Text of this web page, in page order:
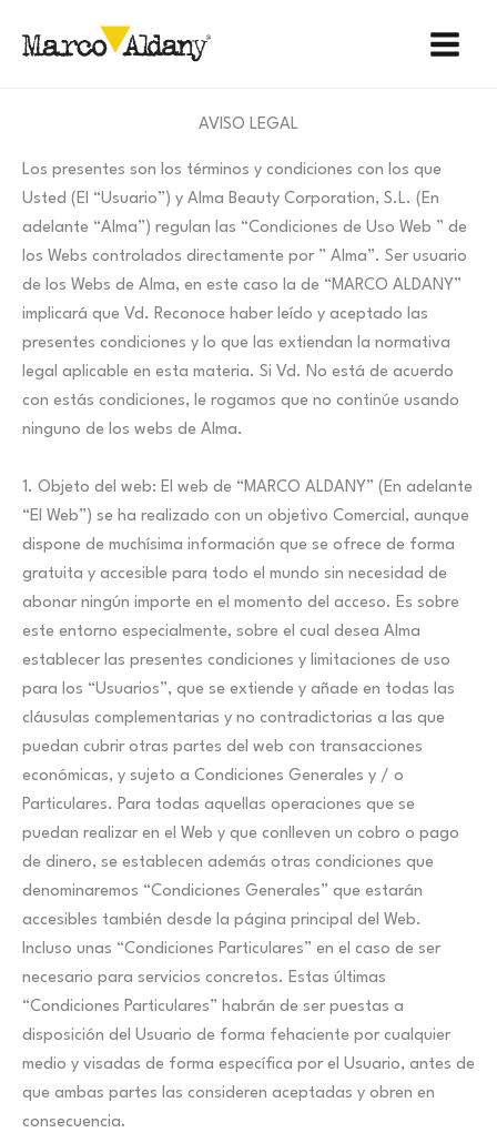
AVISO LEGAL
Los presentes son los términos y condiciones con los que
Usted (El “Usuario”) y Alma Beauty Corporation, S.L. (En
adelante “Alma”) regulan las “Condiciones de Uso Web ” de
los Webs controlados directamente por ” Alma”. Ser usuario
de los Webs de Alma, en este caso la de “MARCO ALDANY”
implicará que Vd. Reconoce haber leído y aceptado las
presentes condiciones y lo que las extiendan la normativa
legal aplicable en esta materia. Si Vd. No está de acuerdo
con estás condiciones, le rogamos que no continúe usando
ninguno de los webs de Alma.
1. Objeto del web: El web de “MARCO ALDANY” (En adelante
“El Web”) se ha realizado con un objetivo Comercial, aunque
dispone de muchísima información que se ofrece de forma
gratuita y accesible para todo el mundo sin necesidad de
abonar ningún importe en el momento del acceso. Es sobre
este entorno especialmente, sobre el cual desea Alma
establecer las presentes condiciones y limitaciones de uso
para los “Usuarios”, que se extiende y añade en todas las
cláusulas complementarias y no contradictorias a las que
puedan cubrir otras partes del web con transacciones
económicas, y sujeto a Condiciones Generales y / o
Particulares. Para todas aquellas operaciones que se
puedan realizar en el Web y que conlleven un cobro o pago
de dinero, se establecen además otras condiciones que
denominaremos “Condiciones Generales” que estarán
accesibles también desde la página principal del Web.
Incluso unas “Condiciones Particulares” en el caso de ser
necesario para servicios concretos. Estas últimas
“Condiciones Particulares” habrán de ser puestas a
disposición del Usuario de forma fehaciente por cualquier
medio y visadas de forma específica por el Usuario, antes de
que ambas partes las consideren aceptadas y obren en
consecuencia.